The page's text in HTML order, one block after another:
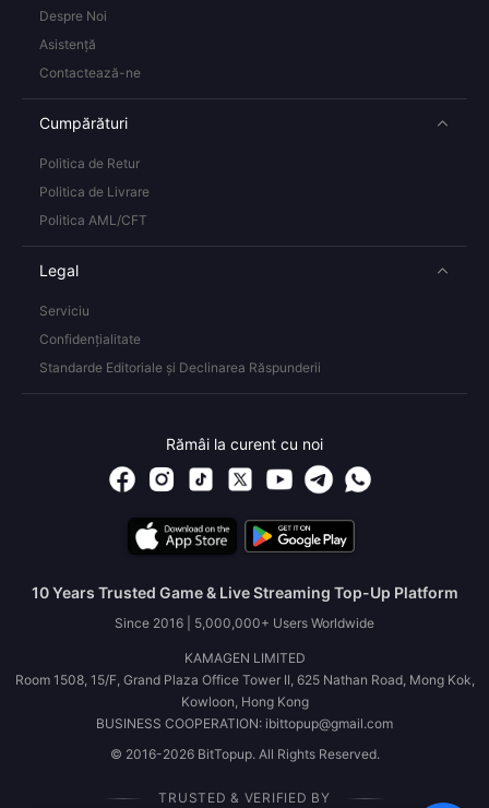
Despre Noi
Asistență
Contactează-ne
Cumpărături
Politica de Retur
Politica de Livrare
Politica AML/CFT
Legal
Serviciu
Confidențialitate
Standarde Editoriale și Declinarea Răspunderii
Rămâi la curent cu noi
10 Years Trusted Game & Live Streaming Top-Up Platform
Since 2016 | 5,000,000+ Users Worldwide
KAMAGEN LIMITED
Room 1508, 15/F, Grand Plaza Office Tower II, 625 Nathan Road, Mong Kok,
Kowloon, Hong Kong
BUSINESS COOPERATION: ibittopup@gmail.com
© 2016-2026 BitTopup. All Rights Reserved.
TRUSTED & VERIFIED BY